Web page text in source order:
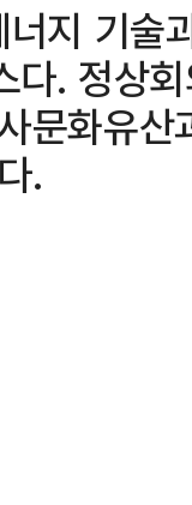
지 기술
다. 정상
문화유
.